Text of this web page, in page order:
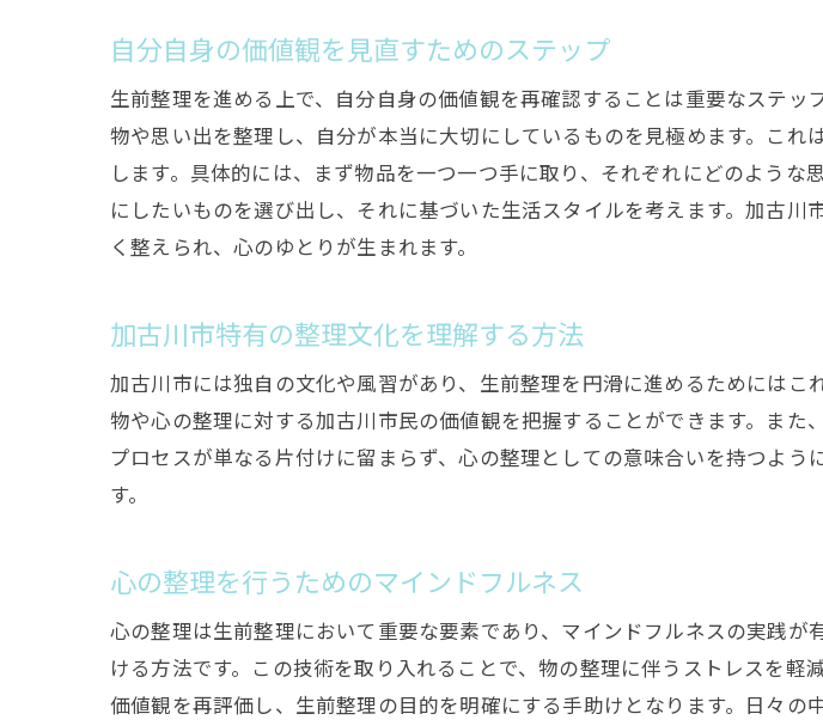
地域の専門家と連携す
生前整理の負担を軽減
プロによるアドバイス
生前整理を効率的に進
地域行事と連携する生
地元の習慣を踏まえた
地域の歴史を反映した
心豊かに生前整理を進める
心豊かに生前整理を進
自分らしい整理を実現
感情に寄り添う整理プ
自分自身の価値観を見直すためのステップ
生前整理を進める上で、自分自身の価値観を再確認することは重要なステ
物や思い出を整理し、自分が本当に大切にしているものを見極めます。こ
します。具体的には、まず物品を一つ一つ手に取り、それぞれにどのよう
にしたいものを選び出し、それに基づいた生活スタイルを考えます。加古
く整えられ、心のゆとりが生まれます。
加古川市特有の整理文化を理解する方法
加古川市には独自の文化や風習があり、生前整理を円滑に進めるためにはこ
物や心の整理に対する加古川市民の価値観を把握することができます。ま
プロセスが単なる片付けに留まらず、心の整理としての意味合いを持つよ
す。
心の整理を行うためのマインドフルネス
心の整理は生前整理において重要な要素であり、マインドフルネスの実践
ける方法です。この技術を取り入れることで、物の整理に伴うストレスを
価値観を再評価し、生前整理の目的を明確にする手助けとなります。日々